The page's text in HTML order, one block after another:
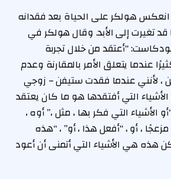
هولكر على الحياة بعد فقدانه
تغيرت إلى الأبد. وقال هولكر في
البودكاست: “أعتقد من خلال تجربة
عندما يتعلق الأمر بالمقارنة وعدم
، لأنني عندما فقدت ستيفن – زوجي
الأشياء التي أفتقدها هو ما كان يعتقد
الأشياء التي فكر بها ، مثل ،” أوه ،
، أو ، “أفعل هذا ، أو” ، “هذه
هذه هي الأشياء التي أتمنى أن أعود